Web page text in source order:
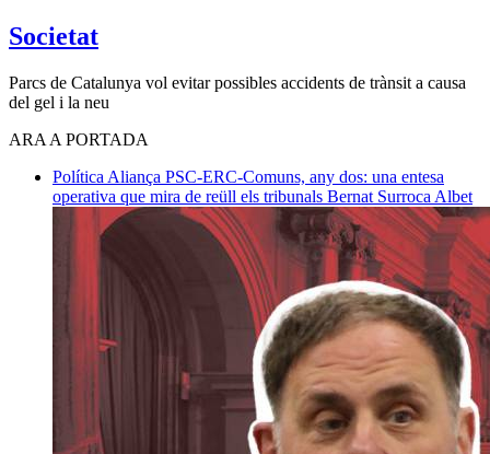
Societat
Parcs de Catalunya vol evitar possibles accidents de trànsit a causa
del gel i la neu
ARA A PORTADA
Política Aliança PSC-ERC-Comuns, any dos: una entesa
operativa que mira de reüll els tribunals Bernat Surroca Albet